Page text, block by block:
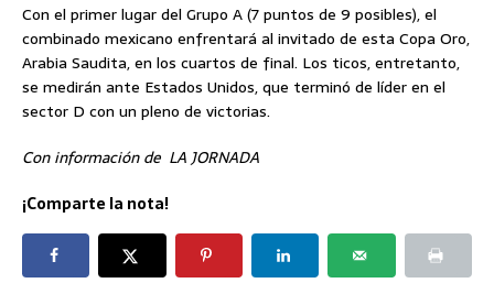
Con el primer lugar del Grupo A (7 puntos de 9 posibles), el
combinado mexicano enfrentará al invitado de esta Copa Oro,
Arabia Saudita, en los cuartos de final. Los ticos, entretanto,
se medirán ante Estados Unidos, que terminó de líder en el
sector D con un pleno de victorias.
Con información de LA JORNADA
¡Comparte la nota!